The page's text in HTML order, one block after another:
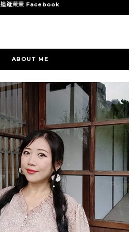
追蹤茉茉 Facebook
ABOUT ME